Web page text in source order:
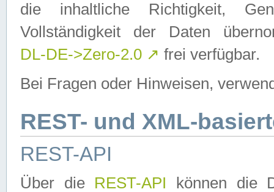
die inhaltliche Richtigkeit,
Vollständigkeit der Daten
DL-DE->Zero-2.0 ↗ frei verfügbar.
Bei Fragen oder Hinweisen,
REST- und XML-
REST-API
Über die REST-API können die